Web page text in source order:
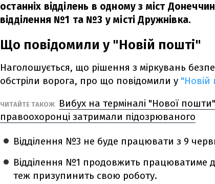
останніх відділень в одному з міст
відділення №1 та №3 у місті Дружнівка.
Що повідомили у "Новій пошті"
Наголошується, що рішення з міркувань
обстріли ворога, про що повідомили у "Новій
ЧИТАЙТЕ ТАКОЖ
Вибух на терміналі "Нової
правоохоронці затримали підозрюваного
Відділення №3 не буде працювати з 9
Відділення №1 продовжить працюватиме
теж призупинить свою роботу.